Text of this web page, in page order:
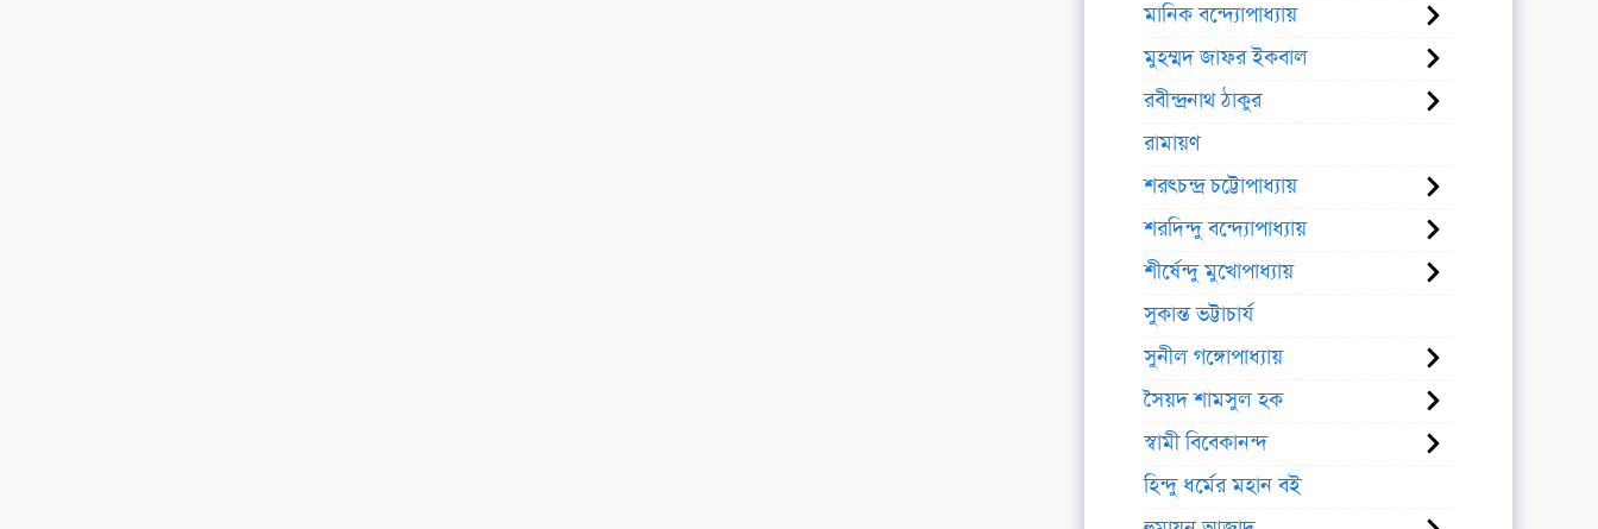
মানিক বন্দ্যোপাধ্যায়
মুহম্মদ জাফর ইকবাল
রবীন্দ্রনাথ ঠাকুর
রামায়ণ
শরৎচন্দ্র চট্টোপাধ্যায়
শরদিন্দু বন্দ্যোপাধ্যায়
শীর্ষেন্দু মুখোপাধ্যায়
সুকান্ত ভট্টাচার্য
সুনীল গঙ্গোপাধ্যায়
সৈয়দ শামসুল হক
স্বামী বিবেকানন্দ
হিন্দু ধর্মের মহান বই